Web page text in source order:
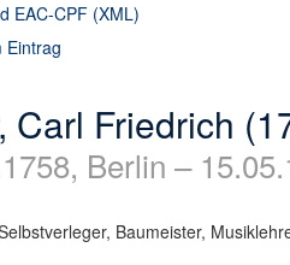
EAC-CPF (XML)
Eintrag
Carl Friedrich
Berlin –
Baumeister,